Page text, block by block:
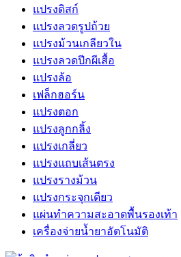
แปรงดิสก์
แปรงลวดรูปถ้วย
แปรงม้วนเกลียวใน
แปรงลวดปีกผีเสื้อ
แปรงล้อ
เฟล็กฮอร์น
แปรงตอก
แปรงลูกกลิ้ง
แปรงเกลี่ยว
แปรงแถบเส้นตรง
แปรงรางม้วน
แปรงกระจุกเดียว
แผ่นทำความสะอาดพื้นรองเท้า
เครื่องจ่ายน้ำยาอัตโนมัติ